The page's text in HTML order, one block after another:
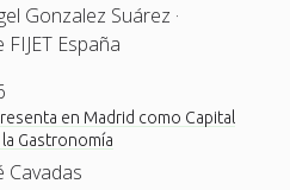
Gonzalez Suárez ·
España
en Madrid como Capital
Gastronomía
Cavadas